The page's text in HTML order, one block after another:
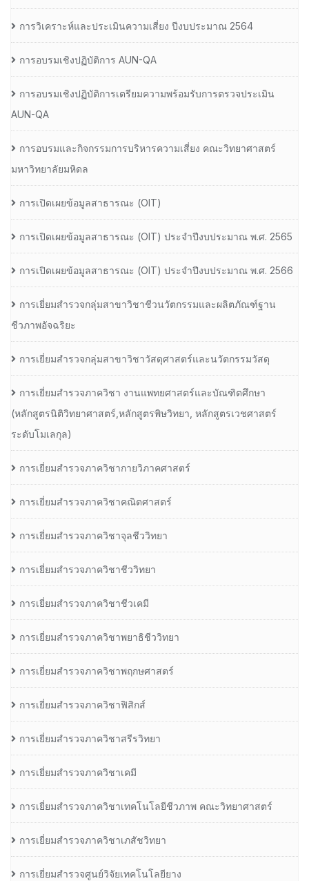
การวิเคราะห์และประเมินความเสี่ยง ปีงบประมาณ 2564
การอบรมเชิงปฏิบัติการ AUN-QA
การอบรมเชิงปฏิบัติการเตรียมความพร้อมรับการตรวจประเมิน
AUN-QA
การอบรมและกิจกรรมการบริหารความเสี่ยง คณะวิทยาศาสตร์
มหาวิทยาลัยมหิดล
การเปิดเผยข้อมูลสาธารณะ (OIT)
การเปิดเผยข้อมูลสาธารณะ (OIT) ประจำปีงบประมาณ พ.ศ. 2565
การเปิดเผยข้อมูลสาธารณะ (OIT) ประจำปีงบประมาณ พ.ศ. 2566
การเยี่ยมสำรวจกลุ่มสาขาวิชาชีวนวัตกรรมและผลิตภัณฑ์ฐาน
ชีวภาพอัจฉริยะ
การเยี่ยมสำรวจกลุ่มสาขาวิชาวัสดุศาสตร์และนวัตกรรมวัสดุ
การเยี่ยมสำรวจภาควิชา งานแพทยศาสตร์และบัณฑิตศึกษา
(หลักสูตรนิติวิทยาศาสตร์,หลักสูตรพิษวิทยา, หลักสูตรเวชศาสตร์
ระดับโมเลกุล)
การเยี่ยมสำรวจภาควิชากายวิภาคศาสตร์
การเยี่ยมสำรวจภาควิชาคณิตศาสตร์
การเยี่ยมสำรวจภาควิชาจุลชีววิทยา
การเยี่ยมสำรวจภาควิชาชีววิทยา
การเยี่ยมสำรวจภาควิชาชีวเคมี
การเยี่ยมสำรวจภาควิชาพยาธิชีววิทยา
การเยี่ยมสำรวจภาควิชาพฤกษศาสตร์
การเยี่ยมสำรวจภาควิชาฟิสิกส์
การเยี่ยมสำรวจภาควิชาสรีรวิทยา
การเยี่ยมสำรวจภาควิชาเคมี
การเยี่ยมสำรวจภาควิชาเทคโนโลยีชีวภาพ คณะวิทยาศาสตร์
การเยี่ยมสำรวจภาควิชาเภสัชวิทยา
การเยี่ยมสำรวจศูนย์วิจัยเทคโนโลยียาง